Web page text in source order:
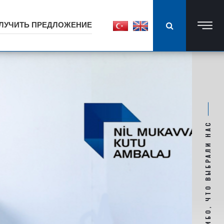
ПРЕДЛОЖЕНИЕ
СПАСИБО, ЧТО ВЫБРАЛИ НАС